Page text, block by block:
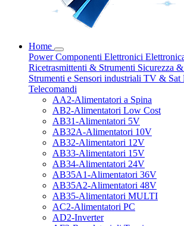
Home
PowerComponenti Elettronici
Ricetrasmittenti & Strumenti Sicurezza
Strumenti e Sensori industriali TV & Sat
Telecomandi
AA2-Alimentatori a Spina
AB2-Alimentatori Low Cost
AB31-Alimentatori 5V
AB32A-Alimentatori 10V
AB32-Alimentatori 12V
AB33-Alimentatori 15V
AB34-Alimentatori 24V
AB35A1-Alimentatori 36V
AB35A2-Alimentatori 48V
AB35-Alimentatori MULTI
AC2-Alimentatori PC
AD2-Inverter